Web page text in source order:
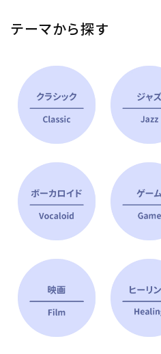
テーマから探す